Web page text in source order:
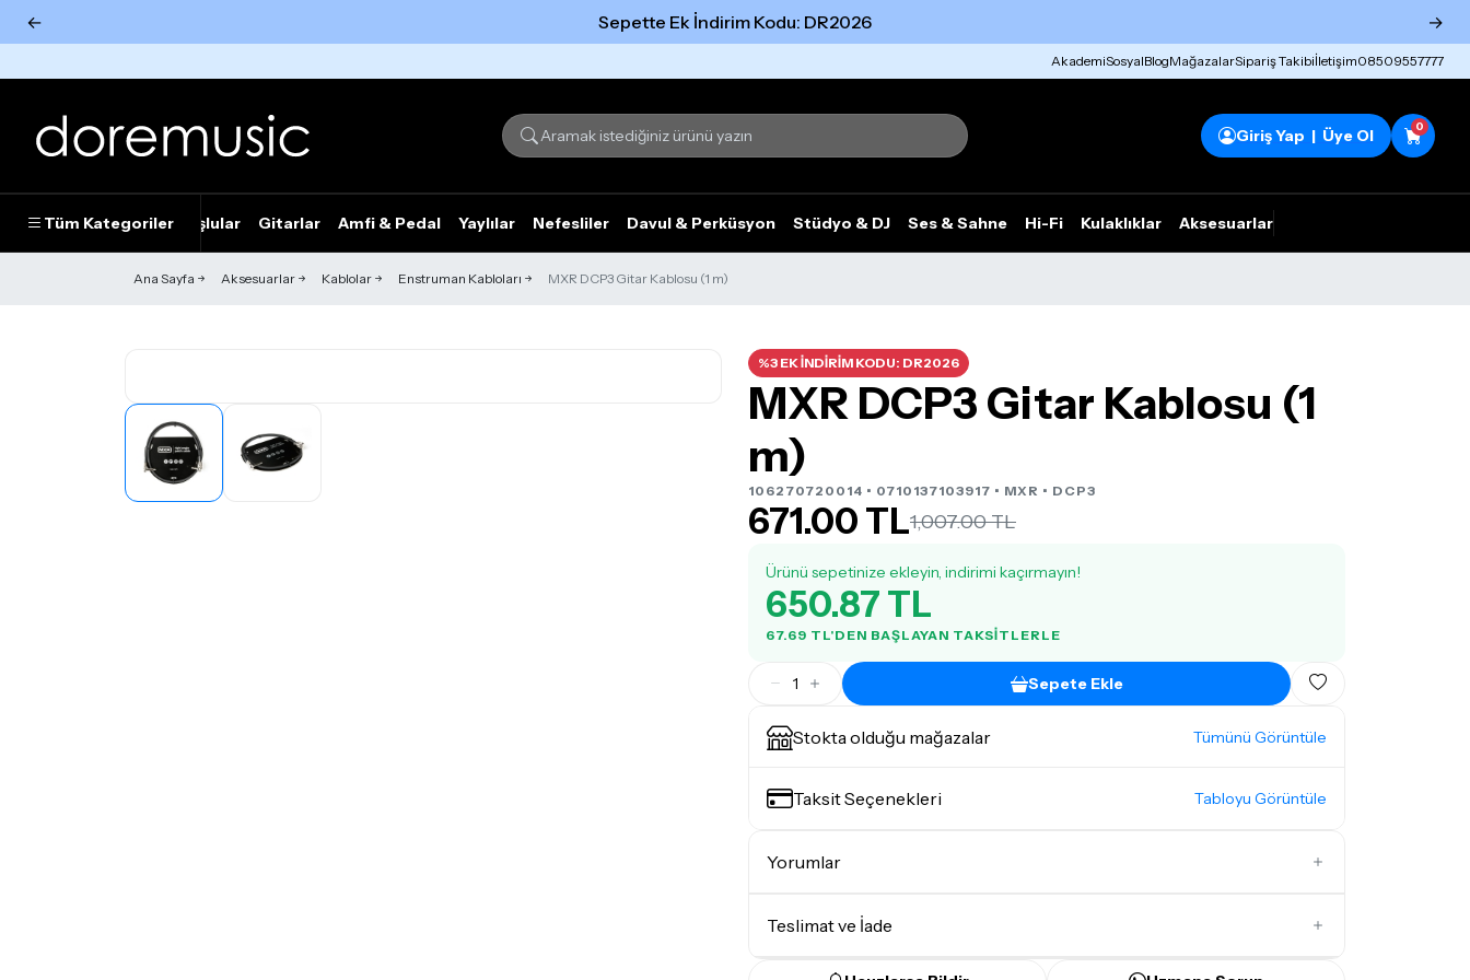
← Sepette Ek İndirim Kodu: DR2026 →
AkademiSosyalBlogMağazalarSipariş Takibiİletişim08509557777
Giriş Yap | Üye Ol 0
Tüm Kategoriler
Piyanolar Tuşlular Gitarlar Amfi & Pedal Yaylılar Nefesliler Davul & Perküsyon Stüdyo & DJ Ses & Sahne Hi-Fi Kulaklıklar Aksesuarlar
Ana Sayfa Aksesuarlar Kablolar Enstruman Kabloları MXR DCP3 Gitar Kablosu (1 m)
%3 EK İNDİRİM KODU: DR2026
MXR DCP3 Gitar Kablosu (1
m)
106270720014 • 0710137103917 • MXR • DCP3
671.00 TL1,007.00 TL
Ürünü sepetinize ekleyin, indirimi kaçırmayın!
650.87 TL
67.69 TL'DEN BAŞLAYAN TAKSITLERLE
1 Sepete Ekle
Stokta olduğu mağazalar Tümünü Görüntüle
Taksit Seçenekleri Tabloyu Görüntüle
Yorumlar
Teslimat ve İade
Tümünü Gör Tümünü gör